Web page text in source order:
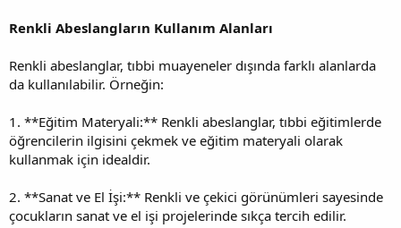
Renkli Abeslangların Kullanım Alanları
Renkli abeslanglar, tıbbi muayeneler dışında farklı alanlarda
da kullanılabilir. Örneğin:
1. **Eğitim Materyali:** Renkli abeslanglar, tıbbi eğitimlerde
öğrencilerin ilgisini çekmek ve eğitim materyali olarak
kullanmak için idealdir.
2. **Sanat ve El İşi:** Renkli ve çekici görünümleri sayesinde
çocukların sanat ve el işi projelerinde sıkça tercih edilir.